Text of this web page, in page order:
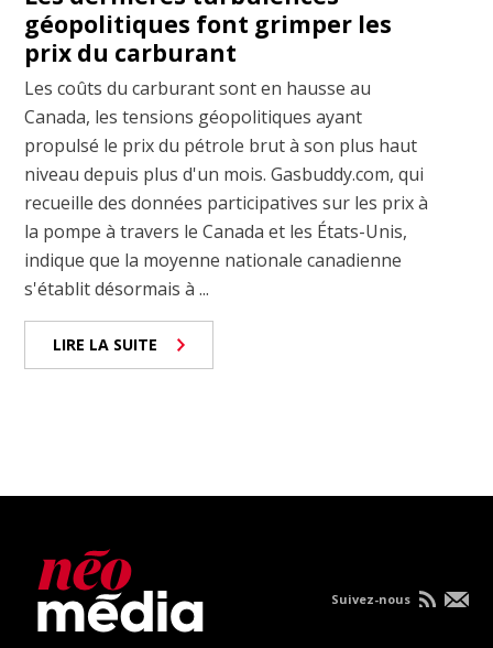
géopolitiques font grimper les
prix du carburant
Les coûts du carburant sont en hausse au
Canada, les tensions géopolitiques ayant
propulsé le prix du pétrole brut à son plus haut
niveau depuis plus d'un mois. Gasbuddy.com, qui
recueille des données participatives sur les prix à
la pompe à travers le Canada et les États-Unis,
indique que la moyenne nationale canadienne
s'établit désormais à ...
LIRE LA SUITE
Suivez-nous